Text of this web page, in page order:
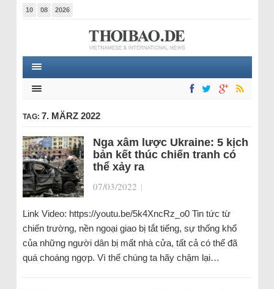
10 08 2026
TAG: 7. MÄRZ 2022
Nga xâm lược Ukraine: 5 kịch
bản kết thúc chiến tranh có
thể xảy ra
07/03/2022 |
Link Video: https://youtu.be/5k4XncRz_o0 Tin tức từ
chiến trường, nền ngoại giao bị tắt tiếng, sự thống khổ
của những người dân bị mất nhà cửa, tất cả có thể đã
quá choáng ngợp. Vì thế chúng ta hãy chậm lại…